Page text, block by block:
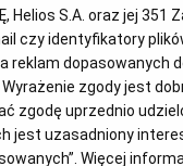
WERSJA JĘZYKOWA UA
Helios S.A. oraz jej 351
czy identyfikatory
reklam dopasowanych
Wyrażenie zgody jest
zgodę uprzednio
jest uzasadniony
Więcej